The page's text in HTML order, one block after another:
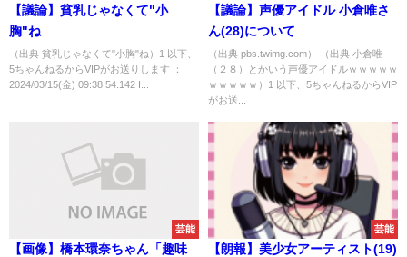
【議論】貧乳じゃなくて"小
胸"ね
（出典 貧乳じゃなくて"小胸"ね）1 以下、
5ちゃんねるからVIPがお送りします ：
2024/03/15(金) 09:38:54.142 I...
【議論】声優アイドル 小倉唯さ
ん(28)について
（出典 pbs.twimg.com） （出典 小倉唯
（２８）とかいう声優アイドルｗｗｗｗｗ
ｗｗｗｗｗ）1 以下、5ちゃんねるからVIP
がお送...
芸能
【画像】橋本環奈ちゃん「趣味
芸能
【朗報】美少女アーティスト(19)